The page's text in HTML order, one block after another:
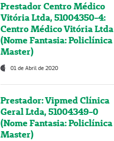
Prestador Centro Médico
Vitória Ltda, 51004350-4:
Centro Médico Vitória Ltda
(Nome Fantasia: Policlínica
Master)
01 de Abril de 2020
Prestador: Vipmed Clínica
Geral Ltda, 51004349-0
(Nome Fantasia: Policlínica
Master)